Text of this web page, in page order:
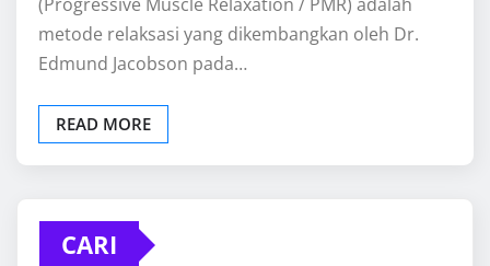
(Progressive Muscle Relaxation / PMR) adalah
metode relaksasi yang dikembangkan oleh Dr.
Edmund Jacobson pada…
READ MORE
CARI